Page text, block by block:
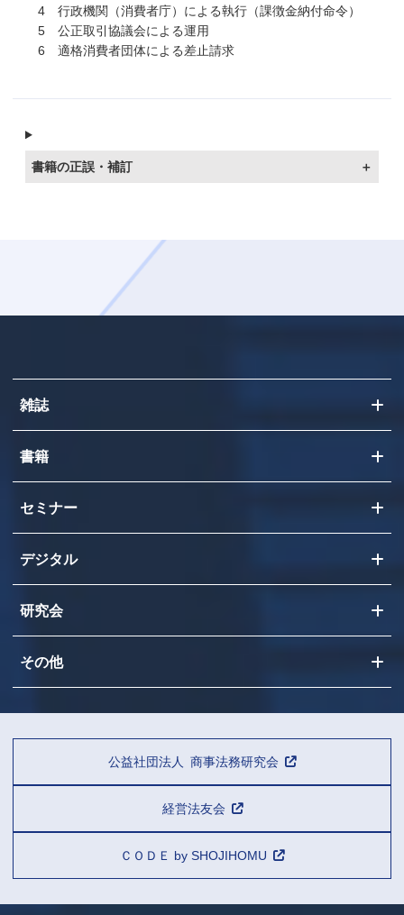
4 行政機関（消費者庁）による執行（課徴金納付命令）
5 公正取引協議会による運用
6 適格消費者団体による差止請求
書籍の正誤・補訂
雑誌
書籍
セミナー
デジタル
研究会
その他
公益社団法人 商事法務研究会
経営法友会
ＣＯＤＥ by SHOJIHOMU